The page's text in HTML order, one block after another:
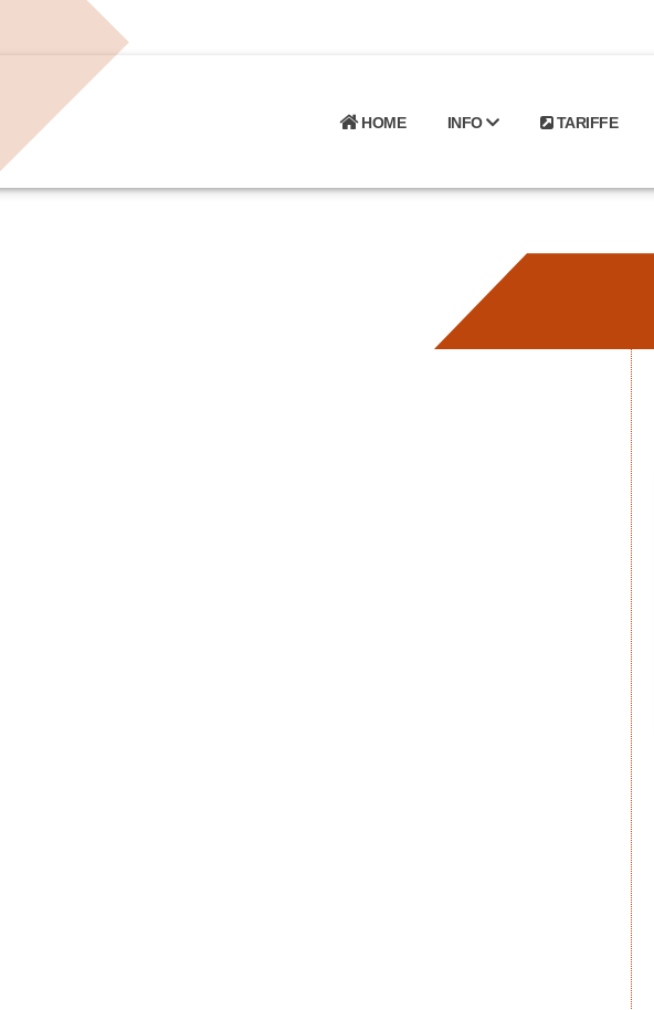
HOME INFO TARIFFE